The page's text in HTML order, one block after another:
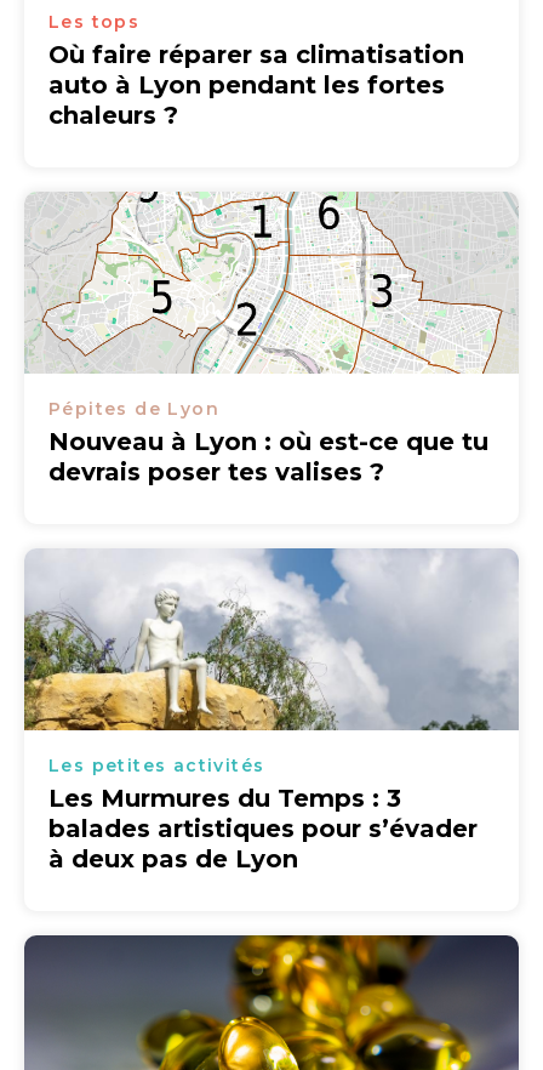
Les tops
Où faire réparer sa climatisation
auto à Lyon pendant les fortes
chaleurs ?
Pépites de Lyon
Nouveau à Lyon : où est-ce que tu
devrais poser tes valises ?
Les petites activités
Les Murmures du Temps : 3
balades artistiques pour s’évader
à deux pas de Lyon